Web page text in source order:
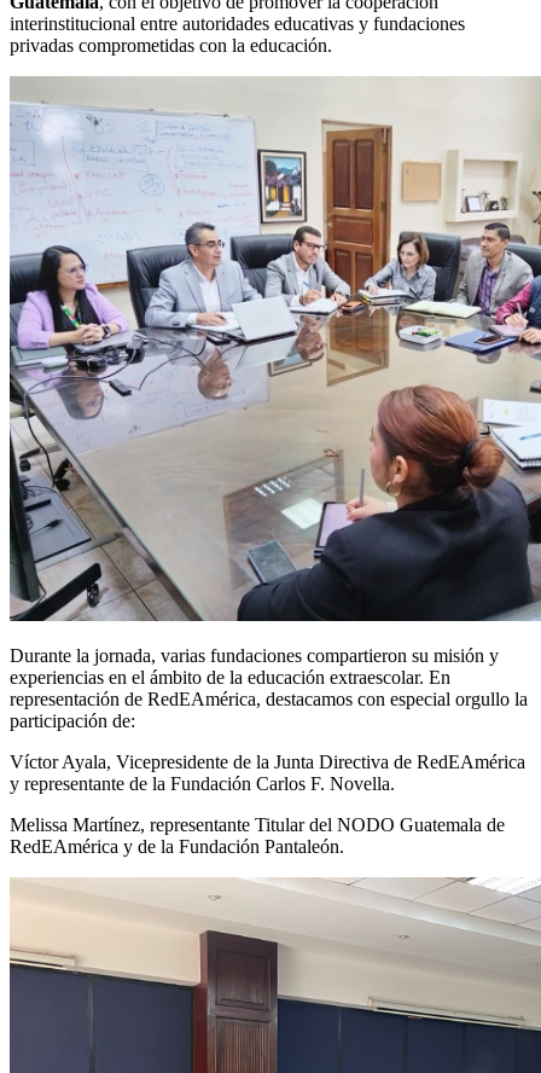
interinstitucional entre autoridades educativas y fundaciones
privadas comprometidas con la educación.
Durante la jornada, varias fundaciones compartieron su misión y
experiencias en el ámbito de la educación extraescolar. En
representación de RedEAmérica, destacamos con especial orgullo la
participación de:
Víctor Ayala, Vicepresidente de la Junta Directiva de RedEAmérica
y representante de la Fundación Carlos F. Novella.
Melissa Martínez, representante Titular del NODO Guatemala de
RedEAmérica y de la Fundación Pantaleón.